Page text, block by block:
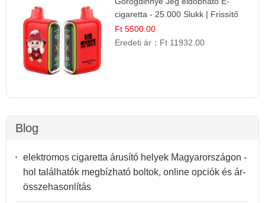
cigaretta - 25.000 Slukk | Frissítő
Nyári Íz
Ft 5500.00
Eredeti ár： Ft 11932.00
Blog
elektromos cigaretta árusító helyek Magyarországon -
hol találhatók megbízható boltok, online opciók és ár-
összehasonlítás